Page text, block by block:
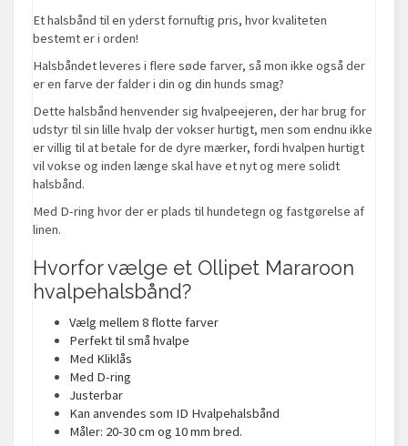
Et halsbånd til en yderst fornuftig pris, hvor kvaliteten
bestemt er i orden!
Halsbåndet leveres i flere søde farver, så mon ikke også der
er en farve der falder i din og din hunds smag?
Dette halsbånd henvender sig hvalpeejeren, der har brug for
udstyr til sin lille hvalp der vokser hurtigt, men som endnu ikke
er villig til at betale for de dyre mærker, fordi hvalpen hurtigt
vil vokse og inden længe skal have et nyt og mere solidt
halsbånd.
Med D-ring hvor der er plads til hundetegn og fastgørelse af
linen.
Hvorfor vælge et Ollipet Mararoon
hvalpehalsbånd?
Vælg mellem 8 flotte farver
Perfekt til små hvalpe
Med Kliklås
Med D-ring
Justerbar
Kan anvendes som ID Hvalpehalsbånd
Måler: 20-30 cm og 10 mm bred.